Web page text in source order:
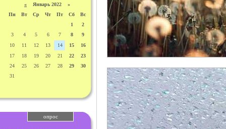
« Январь 2022 »
Пн
Вт Ср Чт Пт Сб
Вс
1
2
3
4 5 6 7 8
9
10
11 12 13 14 15
16
17
18 19 20 21 22
23
24
25 26 27 28 29
30
31
опрос